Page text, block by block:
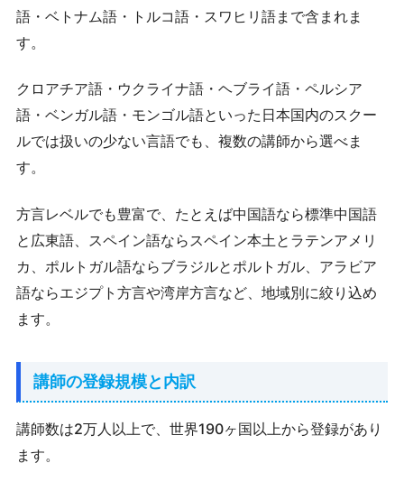
語・ベトナム語・トルコ語・スワヒリ語まで含まれま
す。
クロアチア語・ウクライナ語・ヘブライ語・ペルシア
語・ベンガル語・モンゴル語といった日本国内のスクー
ルでは扱いの少ない言語でも、複数の講師から選べま
す。
方言レベルでも豊富で、たとえば中国語なら標準中国語
と広東語、スペイン語ならスペイン本土とラテンアメリ
カ、ポルトガル語ならブラジルとポルトガル、アラビア
語ならエジプト方言や湾岸方言など、地域別に絞り込め
ます。
講師の登録規模と内訳
講師数は2万人以上で、世界190ヶ国以上から登録があり
ます。